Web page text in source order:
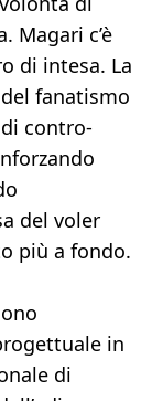
Magari c’è
di intesa. La
fanatismo
contro-
del voler
più a fondo.
in
di